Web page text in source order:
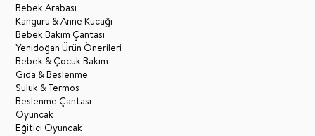
Bebek Arabası
Kanguru & Anne Kucağı
Bebek Bakım Çantası
Yenidoğan Ürün Önerileri
Bebek & Çocuk Bakım
Gıda & Beslenme
Suluk & Termos
Beslenme Çantası
Oyuncak
Eğitici Oyuncak